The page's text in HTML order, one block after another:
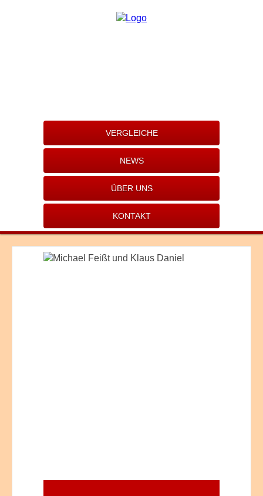
VERGLEICHE
NEWS
ÜBER UNS
KONTAKT